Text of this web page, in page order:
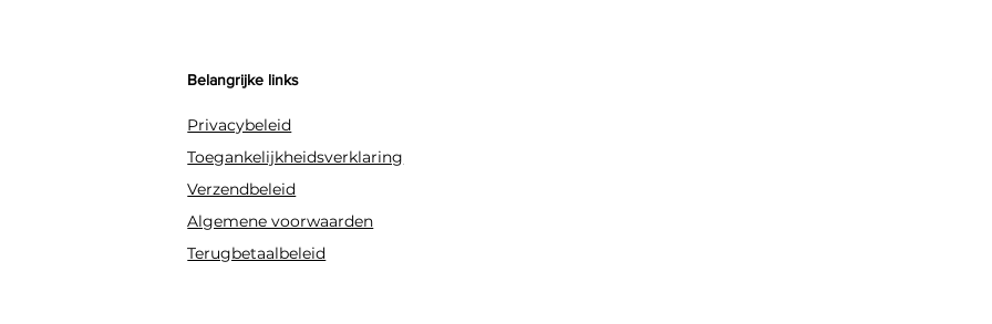
Belangrijke links
Privacybeleid
Toegankelijkheidsverklaring
Verzendbeleid
Algemene voorwaarden
Terugbetaalbeleid